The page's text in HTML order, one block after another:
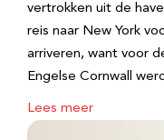
vertrokken uit de
reis naar New York
arriveren, want voor
Engelse Cornwall
Lees meer